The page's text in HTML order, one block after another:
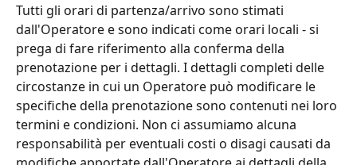
Tutti gli orari di partenza/arrivo sono stimati
dall'Operatore e sono indicati come orari locali - si
prega di fare riferimento alla conferma della
prenotazione per i dettagli. I dettagli completi delle
circostanze in cui un Operatore può modificare le
specifiche della prenotazione sono contenuti nei loro
termini e condizioni. Non ci assumiamo alcuna
responsabilità per eventuali costi o disagi causati da